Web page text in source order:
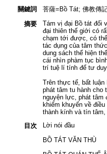
關鍵詞
菩薩=Bồ Tát; 佛教傳
摘要
Tám vị đại Bồ tát đối
đại thiên thế giới có
chạm tới được, có
tác dụng của tâm
dung sách thể hiện
cái nhìn phàm tục
trí tuệ lí tính để tư
Trên thực tế, bất luận
phát tâm tu hành cho
nguyện lực, phát tâm
khiếm khuyến về
thành kính và tín tâm,
目次
Lời nói đầu
BỒ TÁT VĂN THÙ